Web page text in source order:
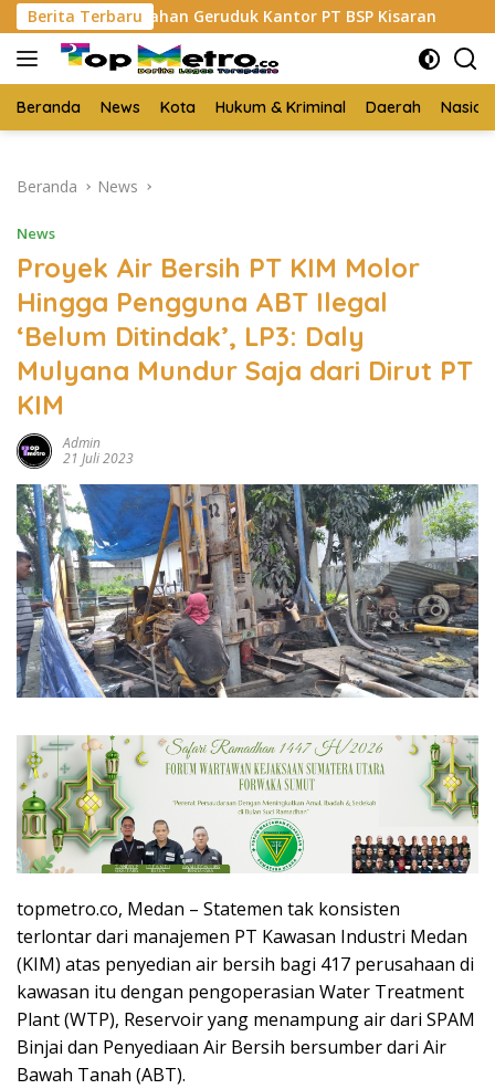
Langsung
ke
konten
Berita Terbaru
Asahan Geruduk Kantor PT BSP Kisaran Budi Yanto
Beranda News Kota Hukum & Kriminal Daerah
Beranda News
News
Proyek Air Bersih PT KIM Molor
Hingga Pengguna ABT Ilegal
‘Belum Ditindak’, LP3: Daly
Mulyana Mundur Saja dari Dirut PT
KIM
Admin
21 Juli 2023
topmetro.co, Medan – Statemen tak konsisten
terlontar dari manajemen PT Kawasan Industri Medan
(KIM) atas penyedian air bersih bagi 417 perusahaan di
kawasan itu dengan pengoperasian Water Treatment
Plant (WTP), Reservoir yang menampung air dari SPAM
Binjai dan Penyediaan Air Bersih bersumber dari Air
Bawah Tanah (ABT).